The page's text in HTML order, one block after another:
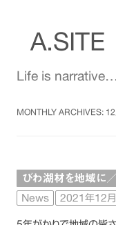
A.SITE
Life is narrative…
MONTHLY ARCHIVES:
びわ湖材を地域に／
News
2021年12